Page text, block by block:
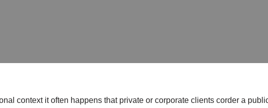
context it often happens that private or corporate clients corder a